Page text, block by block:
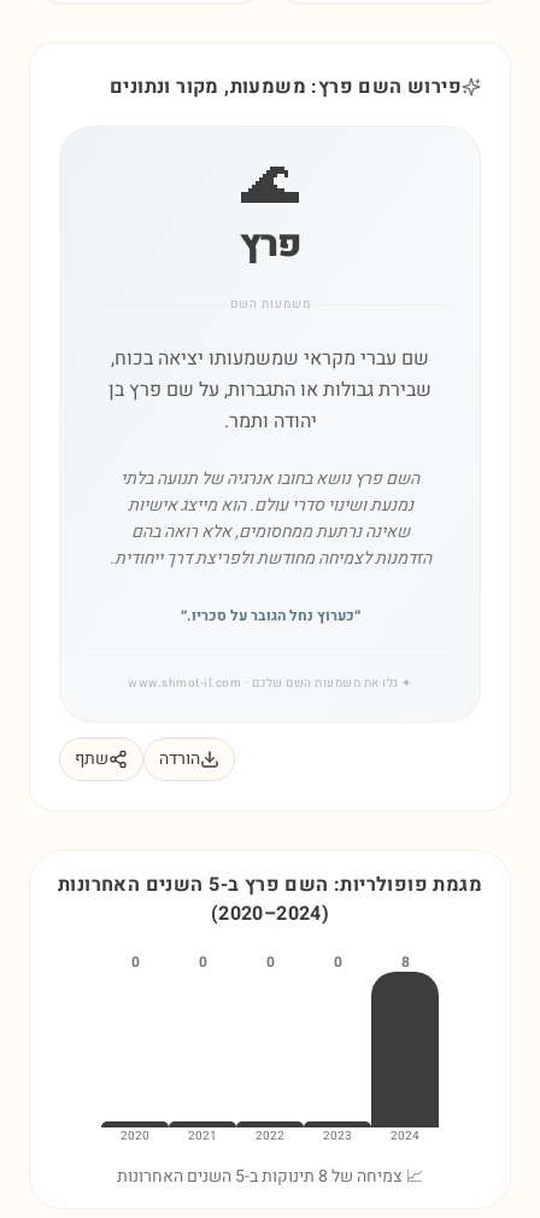
פירוש השם פרץ: משמעות, מקור ונתונים
🌊
פרץ
משמעות השם
שם עברי מקראי שמשמעותו יציאה בכוח,
שבירת גבולות או התגברות, על שם פרץ בן
יהודה ותמר.
השם פרץ נושא בחובו אנרגיה של תנועה בלתי
נמנעת ושינוי סדרי עולם. הוא מייצג אישיות
שאינה נרתעת ממחסומים, אלא רואה בהם
הזדמנות לצמיחה מחודשת ולפריצת דרך ייחודית.
״כערוץ נחל הגובר על סכריו.״
✦ גלו את משמעות השם שלכם · www.shmot-il.com
הורדה שתף
מגמת פופולריות: השם פרץ ב-5 השנים האחרונות
(2020–2024)
8
2024
0
2023
0
2022
0
2021
0
2020
📈 צמיחה של 8 תינוקות ב-5 השנים האחרונות